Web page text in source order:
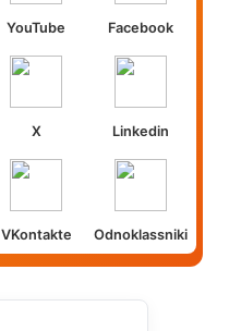
YouTube Facebook
X Linkedin
VKontakte Odnoklassniki